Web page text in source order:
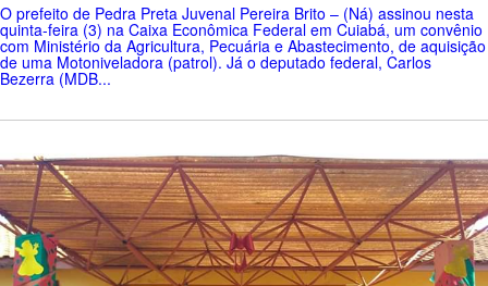
O prefeito de Pedra Preta Juvenal Pereira Brito – (Ná) assinou nesta
quinta-feira (3) na Caixa Econômica Federal em Cuiabá, um convênio
com Ministério da Agricultura, Pecuária e Abastecimento, de aquisição
de uma Motoniveladora (patrol). Já o deputado federal, Carlos
Bezerra (MDB...